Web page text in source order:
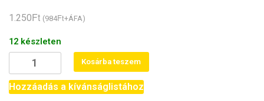
1.250Ft (984Ft+ÁFA)
12 készleten
akril
tartó
Kosárba teszem
Hozzáadás a kívánságlistához